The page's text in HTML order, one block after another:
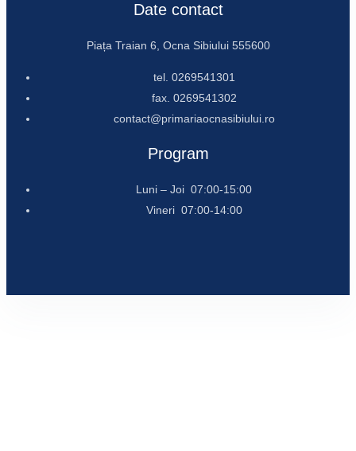
Date contact
Piața Traian 6, Ocna Sibiului 555600
tel. 0269541301
fax. 0269541302
contact@primariaocnasibiului.ro
Program
Luni – Joi 07:00-15:00
Vineri 07:00-14:00